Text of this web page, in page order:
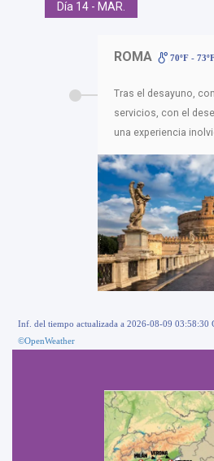
Día 14 - MAR.
ROMA 70ºF -
Tras el desayuno,
servicios, con el
una experiencia
Inf. del tiempo actualizada a 2026-08-09 03:58:30
©OpenWeather